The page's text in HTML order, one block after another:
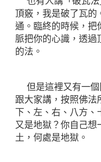
頂竅，我是破了瓦的
通。臨終的時候，把
脈把你的心識，透過
的法。
但是這裡又有一個
跟大家講，按照佛法
下、左、右、八方
又是地獄？你自己
土，何處是地獄。